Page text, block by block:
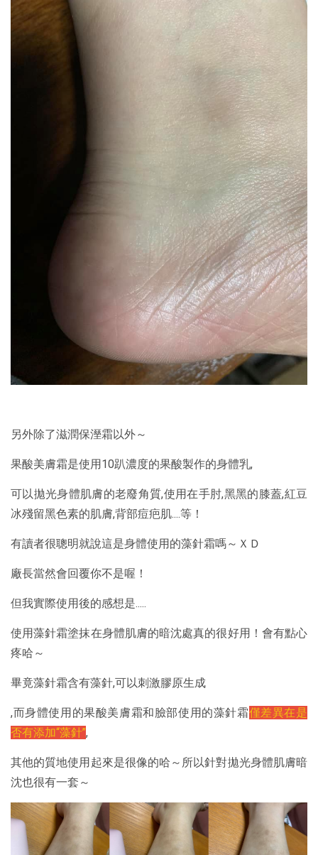
另外除了滋潤保溼霜以外～
果酸美膚霜是使用10趴濃度的果酸製作的身體乳,
可以拋光身體肌膚的老廢角質,使用在手肘,黑黑的膝蓋,紅豆
冰殘留黑色素的肌膚,背部痘疤肌....等！
有讀者很聰明就說這是身體使用的藻針霜嗎～ＸＤ
廠長當然會回覆你不是喔！
但我實際使用後的感想是.....
使用藻針霜塗抹在身體肌膚的暗沈處真的很好用！會有點心
疼哈～
畢竟藻針霜含有藻針,可以刺激膠原生成
,而身體使用的果酸美膚霜和臉部使用的藻針霜僅差異在是
否有添加“藻針”,
其他的質地使用起來是很像的哈～所以針對拋光身體肌膚暗
沈也很有一套～